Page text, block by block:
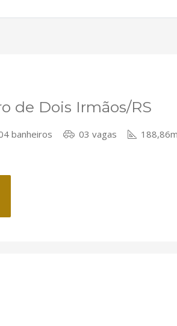
de Dois Irmãos/RS
banheiros 03 vagas